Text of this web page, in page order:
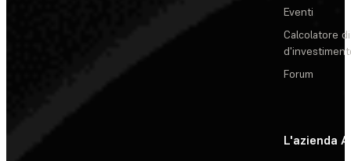
Eventi
Calcolatore
Forum
L'azienda